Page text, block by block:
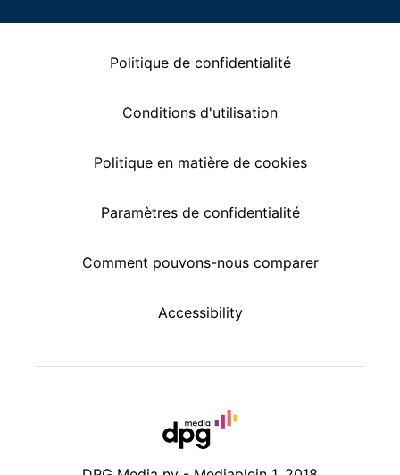
Politique de confidentialité
Conditions d'utilisation
Politique en matière de cookies
Paramètres de confidentialité
Comment pouvons-nous comparer
Accessibility